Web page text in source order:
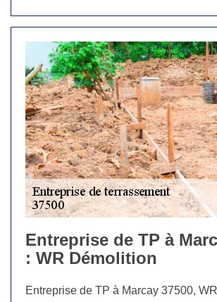
Entreprise de TP à
: WR Démolition
Entreprise de TP à Marcay 37500,